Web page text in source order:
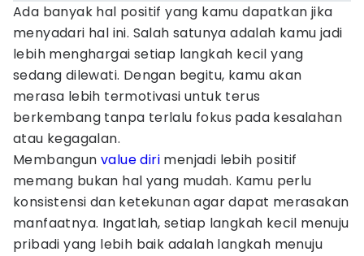
Ada banyak hal positif yang kamu dapatkan jika
menyadari hal ini. Salah satunya adalah kamu jadi
lebih menghargai setiap langkah kecil yang
sedang dilewati. Dengan begitu, kamu akan
merasa lebih termotivasi untuk terus
berkembang tanpa terlalu fokus pada kesalahan
atau kegagalan.
Membangunvalue diri menjadi lebih positif
memang bukan hal yang mudah. Kamu perlu
konsistensi dan ketekunan agar dapat merasakan
manfaatnya. Ingatlah, setiap langkah kecil menuju
pribadi yang lebih baik adalah langkah menuju